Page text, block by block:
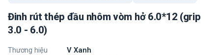
Đinh rút thép đầu nhôm vòm hở 6.0*12 (grip
3.0 - 6.0)
Thương hiệu
V Xanh